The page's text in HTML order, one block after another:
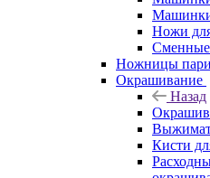
Машинки
Ножи
Сменные
Ножницы
Окрашивание
Назад
Кисти